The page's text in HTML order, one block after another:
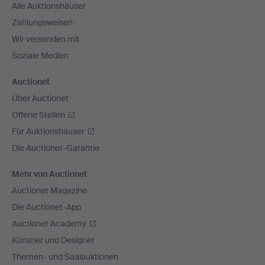
Alle Auktionshäuser
Zahlungsweisen
Wir versenden mit
Soziale Medien
Auctionet
Über Auctionet
Offene Stellen
Für Auktionshäuser
Die Auctionet-Garantie
Mehr von Auctionet
Auctionet Magazine
Die Auctionet-App
Auctionet Academy
Künstler und Designer
Themen- und Saalauktionen